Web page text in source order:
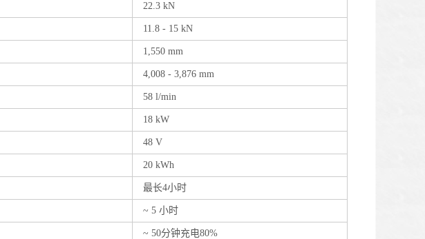
22.3 kN
11.8 - 15 kN
1,550 mm
4,008 - 3,876 mm
58 l/min
18 kW
48 V
20 kWh
最长4小时
~ 5 小时
~ 50分钟充电80%